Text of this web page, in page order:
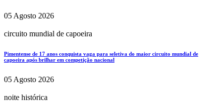
05 Agosto 2026
circuito mundial de capoeira
Pimentense de 17 anos conquista vaga para seletiva do maior circuito mundial de
capoeira após brilhar em competição nacional
05 Agosto 2026
noite histórica